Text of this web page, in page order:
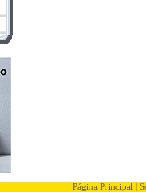
Página Principal |